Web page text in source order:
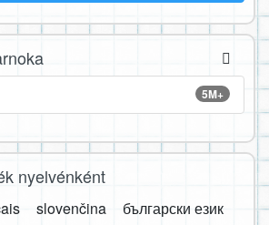
5M+
nyelvénként
slovenčina
български език